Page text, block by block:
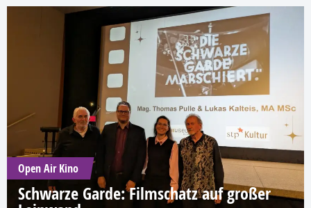
Open Air Kino
Schwarze Garde: Filmschatz auf großer